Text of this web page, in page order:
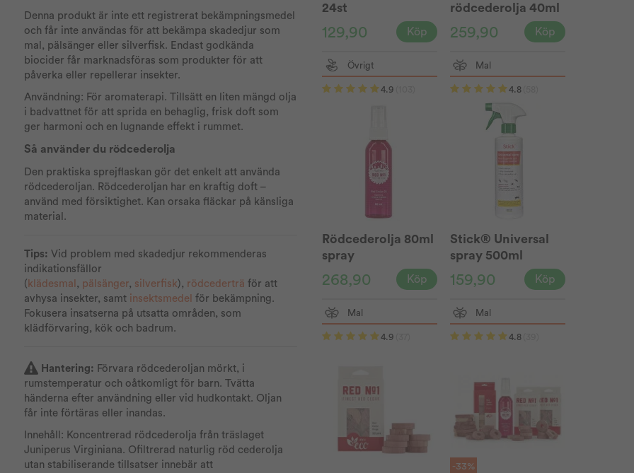
Denna produkt är inte ett registrerat bekämpningsmedel
och får inte användas för att bekämpa skadedjur som
mal, pälsänger eller silverfisk. Endast godkända
biocider får marknadsföras som produkter för att
påverka eller repellerar insekter.
Användning: För aromaterapi. Tillsätt en liten mängd olja
i badvattnet för att sprida en behaglig, frisk doft som
ger harmoni och en lugnande effekt i rummet.
Så använder du rödcederolja
Den praktiska sprejflaskan gör det enkelt att använda
rödcederoljan. Rödcederoljan har en kraftig doft –
använd med försiktighet. Kan orsaka fläckar på känsliga
material.
Tips: Vid problem med skadedjur rekommenderas
indikationsfällor
( klädesmal , pälsänger, silverfisk), rödcederträ för att
avhysa insekter, samt insektsmedel för bekämpning.
Fokusera insatserna på utsatta områden, som
klädförvaring, kök och badrum.
Hantering: Förvara rödcederoljan mörkt, i
rumstemperatur och oåtkomligt för barn. Tvätta
händerna efter användning eller vid hudkontakt. Oljan
får inte förtäras eller inandas.
Innehåll: Koncentrerad rödcederolja från träslaget
Juniperus Virginiana. Ofiltrerad naturlig röd cederolja
utan stabiliserande tillsatser innebär att
24st
129,90 Köp
rödcederolja 40ml
259,90 Köp
Övrigt
4.9
Rödcederolja 80ml
spray
268,90 Köp
Mal
4.8
Stick® Universal
spray 500ml
159,90 Köp
Mal
4.9
Mal
4.8
-33%